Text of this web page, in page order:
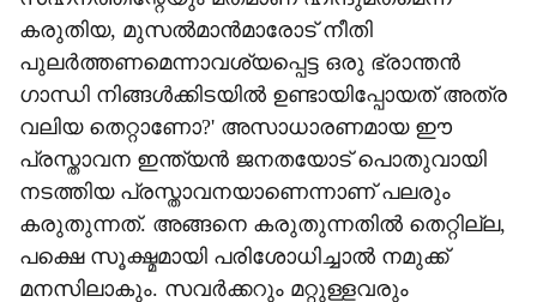
കരുതിയ, മുസല്‍മാന്‍മാരോട് നീതി
പുലര്‍ത്തണമെന്നാവശ്യപ്പെട്ട ഒരു ഭ്രാന്തന്‍
ഗാന്ധി നിങ്ങള്‍ക്കിടയില്‍ ഉണ്ടായിപ്പോയത് അത്ര
വലിയ തെറ്റാണോ?' അസാധാരണമായ ഈ
പ്രസ്താവന ഇന്ത്യന്‍ ജനതയോട് പൊതുവായി
നടത്തിയ പ്രസ്താവനയാണെന്നാണ് പലരും
കരുതുന്നത്. അങ്ങനെ കരുതുന്നതില്‍ തെറ്റില്ല,
പക്ഷെ സൂക്ഷ്മമായി പരിശോധിച്ചാല്‍ നമുക്ക്
മനസിലാകും. സവര്‍ക്കറും മറ്റുള്ളവരും